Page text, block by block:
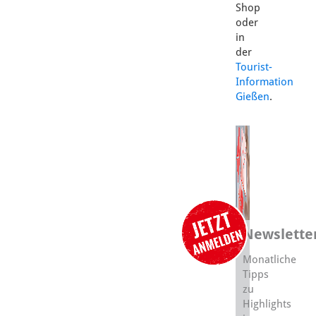
Shop
oder
in
der
Tourist-
Information
Gießen.
Monatliche
Tipps
zu
Highlights